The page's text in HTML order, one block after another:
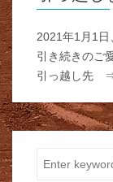
2021年1月1日
引き続きのご
引っ越し先